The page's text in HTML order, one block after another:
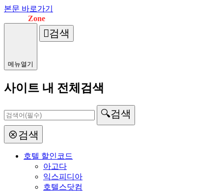
본문 바로가기
Zone
메뉴열기
검색
사이트 내 전체검색
🔍검색
⊗검색
호텔 할인코드
아고다
익스피디아
호텔스닷컴